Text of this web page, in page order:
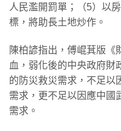
人民濫開罰單；（5）以
標，將助長土地炒作。
陳柏諺指出，傅崐萁版《
血，弱化後的中央政府財
的防災救災需求，不足以
需求，更不足以因應中國
需求。